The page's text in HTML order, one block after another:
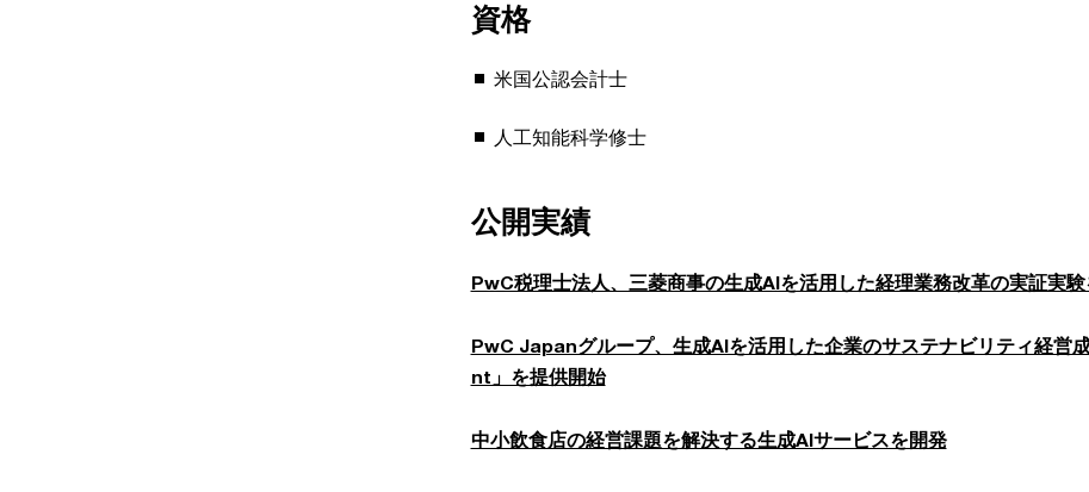
資格
米国公認会計士
人工知能科学修士
公開実績
PwC税理士法人、三菱商事の生成AIを活用した経理業務改革の実証実
PwC Japanグループ、生成AIを活用した企業のサステナビリティ経
nt」を提供開始
中小飲食店の経営課題を解決する生成AIサービスを開発